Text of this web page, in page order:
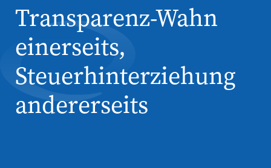
Transparenz-Wahn
einerseits,
Steuerhinterziehung
andererseits